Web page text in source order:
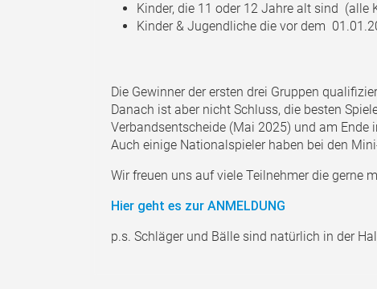
Kinder, die 11 oder 12 Jahre alt sind (alle
Kinder & Jugendliche die vor dem
Die Gewinner der ersten drei Gruppen
Danach ist aber nicht Schluss, die besten
Verbandsentscheide (Mai 2025) und am
Auch einige Nationalspieler haben bei den
Wir freuen uns auf viele Teilnehmer die gerne
Hier geht es zur ANMELDUNG
p.s. Schläger und Bälle sind natürlich in der